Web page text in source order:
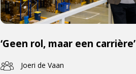
‘Geen rol, maar een carrière’
Joeri de Vaan